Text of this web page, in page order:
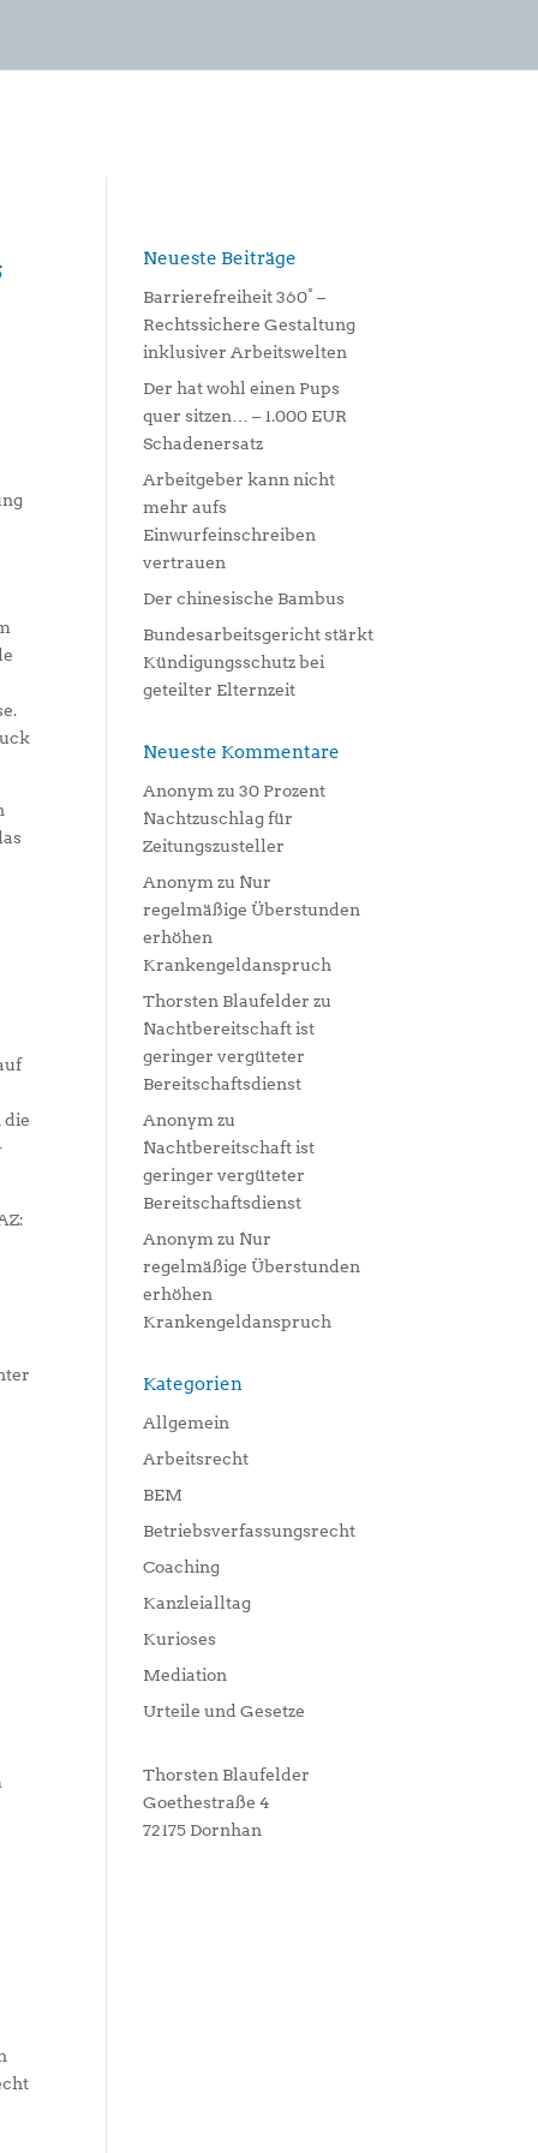
die
Neueste Beiträge
Barrierefreiheit 360° –
Rechtssichere Gestaltung
inklusiver Arbeitswelten
Der hat wohl einen Pups
quer sitzen… – 1.000 EUR
Schadenersatz
Arbeitgeber kann nicht
mehr aufs
Einwurfeinschreiben
vertrauen
Der chinesische Bambus
Bundesarbeitsgericht stärkt
Kündigungsschutz bei
geteilter Elternzeit
Neueste Kommentare
Anonym zu30 Prozent
Nachtzuschlag für
Zeitungszusteller
Anonym zu Nur
regelmäßige Überstunden
erhöhen
Krankengeldanspruch
Thorsten Blaufelder zu
Nachtbereitschaft ist
geringer vergüteter
Bereitschaftsdienst
Anonym zu
Nachtbereitschaft ist
geringer vergüteter
Bereitschaftsdienst
Anonym zu Nur
regelmäßige Überstunden
erhöhen
Krankengeldanspruch
Kategorien
Allgemein
Arbeitsrecht
BEM
Betriebsverfassungsrecht
Coaching
Kanzleialltag
Kurioses
Mediation
Urteile und Gesetze
Thorsten Blaufelder
Goethestraße 4
72175 Dornhan